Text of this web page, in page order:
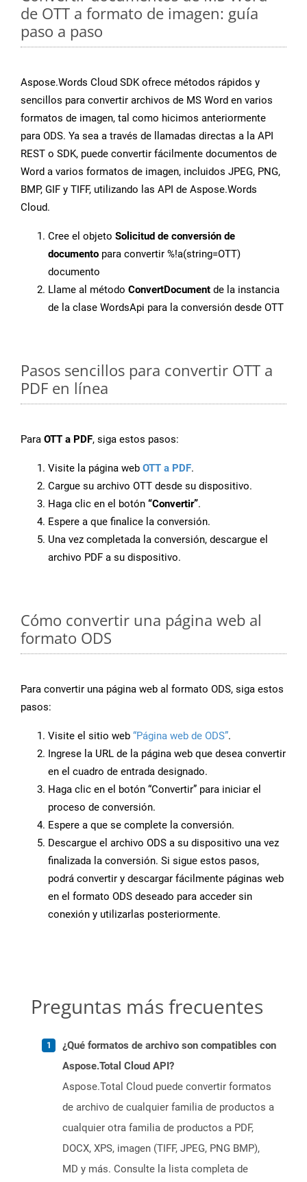
de OTT a formato de imagen: guía
paso a paso
Aspose.Words Cloud SDK ofrece métodos rápidos y
sencillos para convertir archivos de MS Word en varios
formatos de imagen, tal como hicimos anteriormente
para ODS. Ya sea a través de llamadas directas a la API
REST o SDK, puede convertir fácilmente documentos de
Word a varios formatos de imagen, incluidos JPEG, PNG,
BMP, GIF y TIFF, utilizando las API de Aspose.Words
Cloud.
Cree el objeto Solicitud de conversión de
documento para convertir %!a(string=OTT)
documento
Llame al método ConvertDocument de la instancia
de la clase WordsApi para la conversión desde OTT
Pasos sencillos para convertir OTT a
PDF en línea
Para OTT a PDF, siga estos pasos:
Visite la página web OTT a PDF.
Cargue su archivo OTT desde su dispositivo.
Haga clic en el botón “Convertir”.
Espere a que finalice la conversión.
Una vez completada la conversión, descargue el
archivo PDF a su dispositivo.
Cómo convertir una página web al
formato ODS
Para convertir una página web al formato ODS, siga estos
pasos:
Visite el sitio web “Página web de ODS”.
Ingrese la URL de la página web que desea convertir
en el cuadro de entrada designado.
Haga clic en el botón “Convertir” para iniciar el
proceso de conversión.
Espere a que se complete la conversión.
Descargue el archivo ODS a su dispositivo una vez
finalizada la conversión. Si sigue estos pasos,
podrá convertir y descargar fácilmente páginas web
en el formato ODS deseado para acceder sin
conexión y utilizarlas posteriormente.
Preguntas más frecuentes
¿Qué formatos de archivo son compatibles con
Aspose.Total Cloud API?
Aspose.Total Cloud puede convertir formatos
de archivo de cualquier familia de productos a
cualquier otra familia de productos a PDF,
DOCX, XPS, imagen (TIFF, JPEG, PNG BMP),
MD y más. Consulte la lista completa de